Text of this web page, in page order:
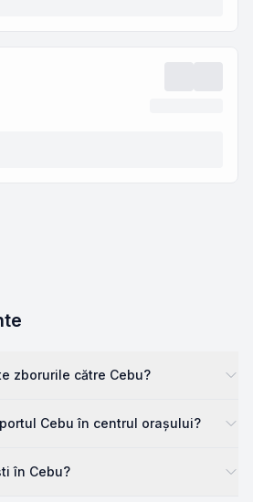
zborurile către Cebu?
Cebu în centrul orașului?
în Cebu?